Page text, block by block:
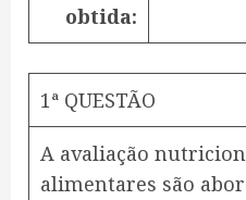
obtida:
1ª QUESTÃO
A avaliação
alimentares são